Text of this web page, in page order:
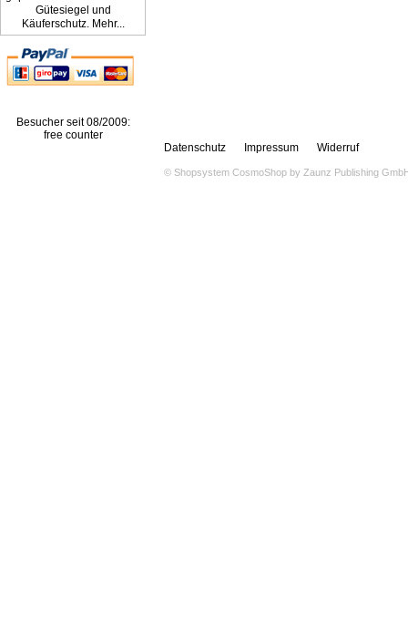
Gütesiegel und
Käuferschutz. Mehr...
Besucher seit 08/2009:
free counter
Datenschutz
Impressum Widerruf
© Shopsystem CosmoShop by Zaunz Publishing